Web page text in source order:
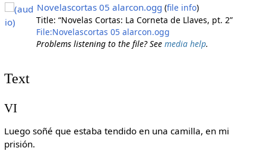
Novelascortas 05 alarcon.ogg (file info)
Title: “Novelas Cortas: La Corneta de Llaves, pt. 2”
File:Novelascortas 05 alarcon.ogg
Problems listening to the file? See media help.
Text
VI
Luego soñé que estaba tendido en una camilla, en mi
prisión.